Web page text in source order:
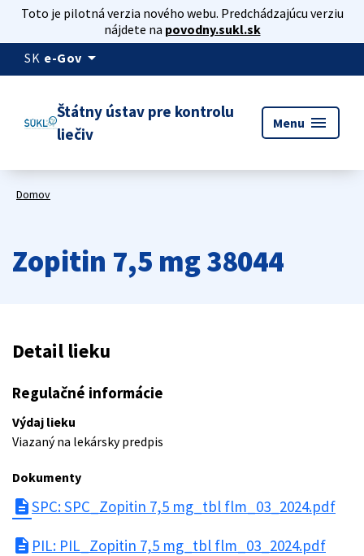
Toto je pilotná verzia nového webu. Predchádzajúcu verziu
nájdete na povodny.sukl.sk
SK e-Gov arrow_drop_down
Štátny ústav pre kontrolu
liečiv
Menu menu
Domov
Zopitin 7,5 mg 38044
Detail lieku
Regulačné informácie
Výdaj lieku
Viazaný na lekársky predpis
Dokumenty
descriptionSPC: SPC_Zopitin 7,5 mg_tbl flm_03_2024.pdf
description PIL: PIL_Zopitin 7,5 mg_tbl flm_03_2024.pdf